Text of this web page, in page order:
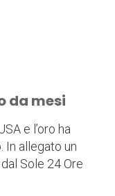
da mesi
e l’oro ha
In allegato un
Sole 24 Ore